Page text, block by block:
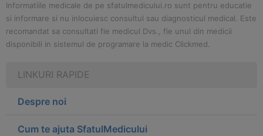
Informatiile medicale de pe sfatulmedicului.ro sunt pentru educatie
si informare si nu inlocuiesc consultul sau diagnosticul medical. Este
recomandat sa consultati fie medicul Dvs., fie unul din medicii
disponibili in sistemul de programare la medic Clickmed.
LINKURI RAPIDE
Despre noi
Cum te ajuta SfatulMedicului